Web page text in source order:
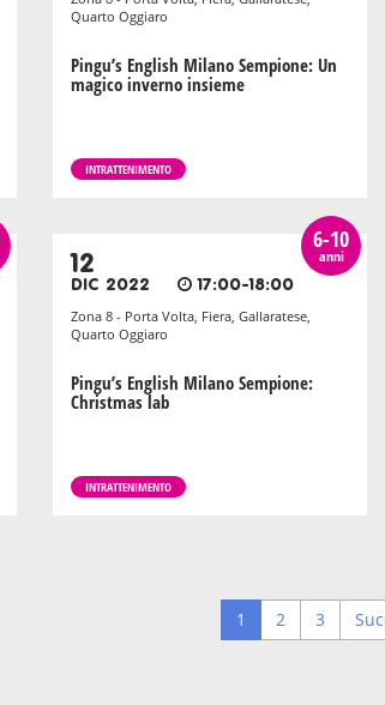
Quarto Oggiaro
Pingu’s English Milano Sempione: Un
magico inverno insieme
INTRATTENIMENTO
6-10
anni
12
DIC 2022 17:00-18:00
Zona 8 - Porta Volta, Fiera, Gallaratese,
Quarto Oggiaro
Pingu’s English Milano Sempione:
Christmas lab
INTRATTENIMENTO
Pagina
corrente
1 Page
2 Page
3